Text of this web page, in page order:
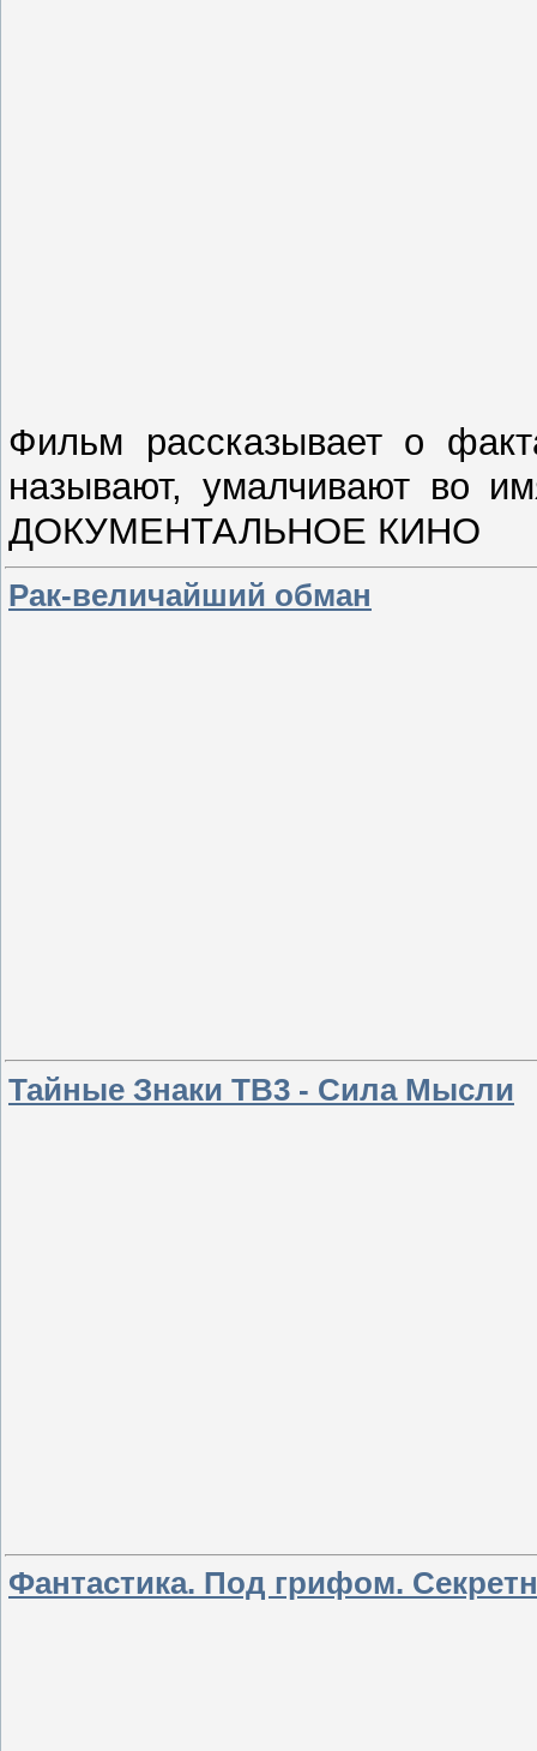
Фильм рассказывает о
называют, умалчивают во
ДОКУМЕНТАЛЬНОЕ КИНО
Рак-величайший обман
Тайные Знаки ТВ3 - Сила Мысли
Фантастика. Под грифом.